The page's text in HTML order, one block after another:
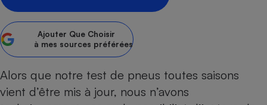
Ajouter Que Choisir
à mes sources préférées
Alors que notre test de pneus toutes saisons
vient d’être mis à jour, nous n’avons